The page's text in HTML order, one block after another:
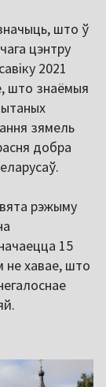
што ў
цэнтру
2021
што знаёмыя
зямель
добра
рэжыму
15
не хавае, што